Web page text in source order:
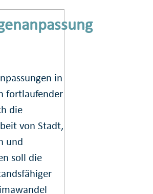
in
fortlaufender
die
von Stadt,
und
soll die